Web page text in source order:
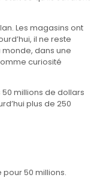
Les magasins ont
il ne reste
monde, dans une
curiosité
50 millions de dollars
plus de 250
50 millions.